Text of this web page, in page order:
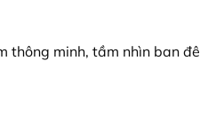
thông minh, tầm nhìn ban